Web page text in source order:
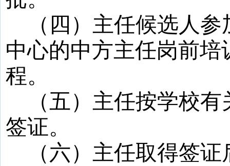
（四）主任候选人
中心的中方主任岗前
程。
（五）主任按学校
签证。
（六）主任取得签